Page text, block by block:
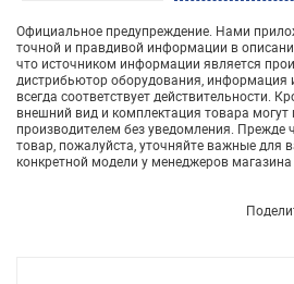
Официальное предупреждение. Нами
точной и правдивой информации в
что источником информации является
дистрибьютор оборудования, информация
всегда соответствует действительности.
внешний вид и комплектация товара могут
производителем без уведомления. Прежде
товар, пожалуйста, уточняйте важные для
конкретной модели у менеджеров